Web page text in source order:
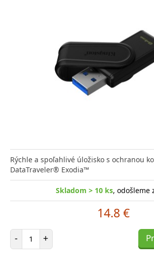
Rýchle a spoľahlivé úložisko s ochranou
DataTraveler® Exodia™
Skladom > 10 ks, odošleme
14.8 €
- Počet položiek
+